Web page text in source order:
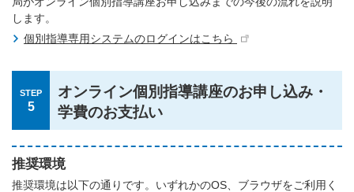
します。
個別指導専用システムのログインはこちら
STEP
5
オンライン個別指導講座のお申し込み・
学費のお支払い
推奨環境
推奨環境は以下の通りです。いずれかのOS、ブラウザをご利用く